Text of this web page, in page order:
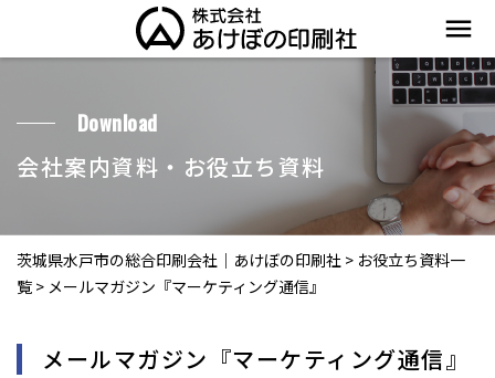
menu
Download
会社案内資料・お役立ち資料
茨城県水戸市の総合印刷会社｜あけぼの印刷社 > お役立ち資料一
覧 > メールマガジン『マーケティング通信』
メールマガジン『マーケティング通信』